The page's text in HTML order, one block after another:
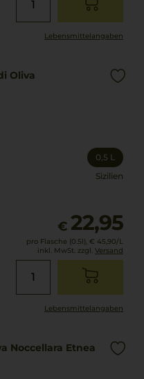
Lebensmittel­angaben
Oliva
0,5 L
Sizilien
€ 22,95
pro Flasche (0.5l), € 45,90/L
inkl. MwSt. zzgl. Versand
Lebensmittel­angaben
Noccellara Etnea